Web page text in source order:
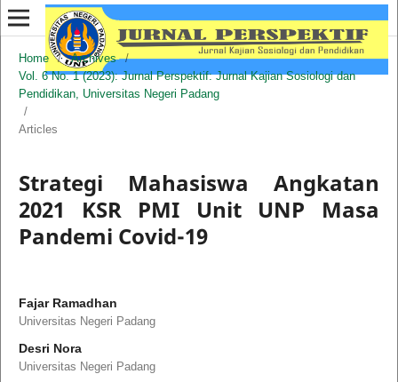
Home / Archives
/
Vol. 6 No. 1 (2023): Jurnal Perspektif: Jurnal Kajian Sosiologi dan
Pendidikan, Universitas Negeri Padang
/
Articles
Strategi Mahasiswa Angkatan
2021 KSR PMI Unit UNP Masa
Pandemi Covid-19
Fajar Ramadhan
Universitas Negeri Padang
Desri Nora
Universitas Negeri Padang